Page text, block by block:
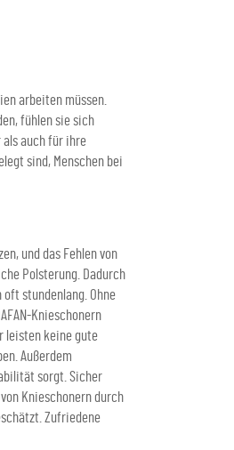
arbeiten müssen.
fühlen sie sich
als auch für ihre
sind, Menschen bei
und das Fehlen von
Polsterung. Dadurch
stundenlang. Ohne
Knieschonern
leisten keine gute
Außerdem
sorgt. Sicher
Knieschonern durch
Zufriedene